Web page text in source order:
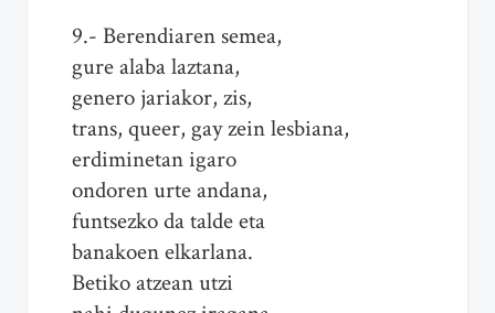
9.- Berendiaren semea,
gure alaba laztana,
genero jariakor, zis,
trans, queer, gay zein lesbiana,
erdiminetan igaro
ondoren urte andana,
funtsezko da talde eta
banakoen elkarlana.
Betiko atzean utzi